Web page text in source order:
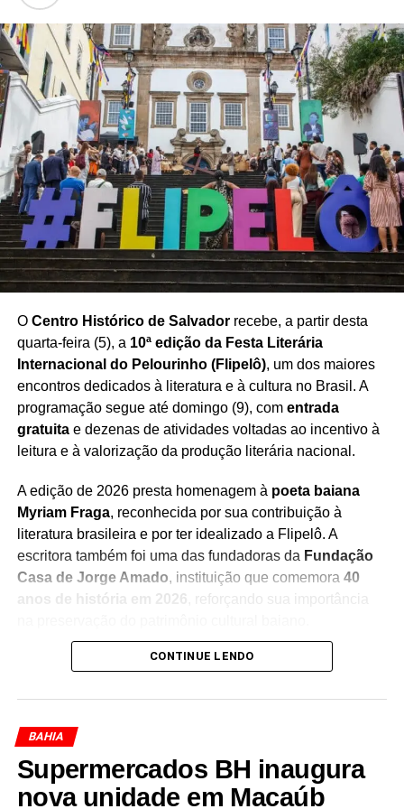
o domínio de ferramentas digitais e o uso estratégico da
inteligência artificial no mercado imobiliárioganham
espaço nas relações entre corretores, empresas e
consumidores.
O seminário também destacou a importância da
capacitação profissional para acompanhar as novas
demandas do mercado e utilizar a tecnologia como aliada
na construção de estratégias mais eficientes de
negociação e atendimento.
Com a realização do encontro,Salvador se consolida
como espaço de debate sobre inovação e tendências
para o mercado imobiliário baiano
, aproximando
profissionais e empresas em torno dos desafios e
oportunidades trazidos pela transformação digital.
Redação Saiba+
O Centro Histórico de Salvadorrecebe, a partir desta
quarta-feira (5), a 10ª edição da Festa Literária
Internacional do Pelourinho (Flipelô), um dos maiores
encontros dedicados à literatura e à cultura no Brasil. A
programação segue até domingo (9), com entrada
gratuitae dezenas de atividades voltadas ao incentivo à
leitura e à valorização da produção literária nacional.
A edição de 2026 presta homenagem à poeta baiana
Myriam Fraga, reconhecida por sua contribuição à
literatura brasileira e por ter idealizado a Flipelô. A
escritora também foi uma das fundadoras da Fundação
Casa de Jorge Amado, instituição que comemora 40
anos de história em 2026 , reforçando sua importância
Durante os cinco dias de evento, moradores e turistas
que incluimesas de debates, bate-papos com
escritores, lançamentos de livros, oficinas, saraus,
contações de histórias, exposições, apresentações
musicais e atividades especiais para crianças e
jovens. A iniciativa busca aproximar o público da
CONTINUE LENDO
BAHIA
Supermercados BH inaugura
nova unidade em Macaúb